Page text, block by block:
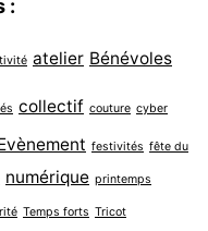
:
atelier Bénévoles
collectif couture cyber
festivités fête du
numérique printemps
Temps forts Tricot